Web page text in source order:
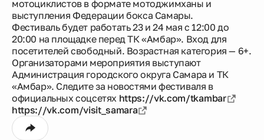
мотоциклистов в формате мотоджимханы и
выступления Федерации бокса Самары.
Фестиваль будет работать 23 и 24 мая с 12:00 до
20:00 на площадке перед ТК «Амбар». Вход для
посетителей свободный. Возрастная категория — 6+.
Организаторами мероприятия выступают
Администрация городского округа Самара и ТК
«Амбар». Следите за новостями фестиваля в
официальных соцсетях https://vk.com/tkambar
https://vk.com/visit_samara